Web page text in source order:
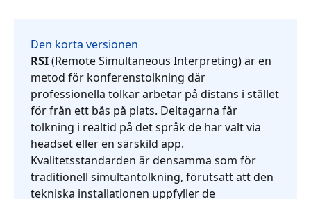
Life Science
Tillverkningsindustri
Juridik
Meet Lia
Fast, smart and scalable AI translation
Den korta versionen
RSI(Remote Simultaneous Interpreting) är en
metod för konferenstolkning där
professionella tolkar arbetar på distans i stället
för från ett bås på plats. Deltagarna får
tolkning i realtid på det språk de har valt via
headset eller en särskild app.
Kvalitetsstandarden är densamma som för
traditionell simultantolkning, förutsatt att den
tekniska installationen uppfyller de